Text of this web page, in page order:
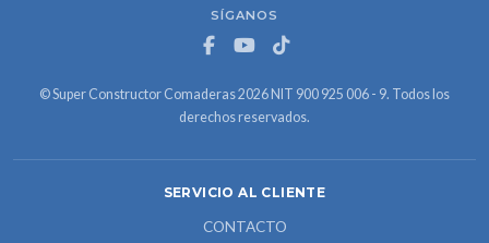
SÍGANOS
© Super Constructor Comaderas 2026 NIT 900 925 006 - 9. Todos los
derechos reservados.
SERVICIO AL CLIENTE
CONTACTO